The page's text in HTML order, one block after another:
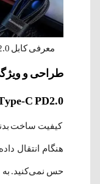
معرفی کابل Cafule Series Type-C PD2.0 باسئوس
C PD2.0
کیفیت ساخت
هنگام انتقال
حس نمی‌کنید. به